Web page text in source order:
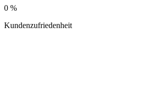
0 %
Kundenzufriedenheit